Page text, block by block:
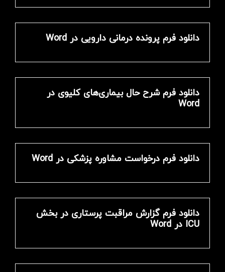
دانلود فرم پرونده درمانی دارویی در Word
دانلود فرم شرح حال بیماری‌های کلیوی در
Word
دانلود فرم درخواست مشاوره پزشکی در Word
دانلود فرم گزارش مراقبت پرستاری در بخش
ICU در Word